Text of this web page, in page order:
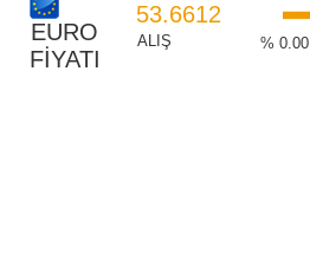
EURO
FİYATI
53.6612
ALIŞ % 0.00